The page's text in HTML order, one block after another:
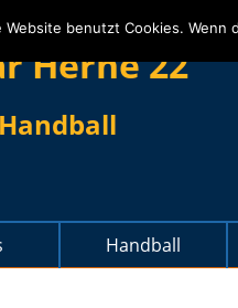
Herne 22
Handball
Website benutzt Cookies.